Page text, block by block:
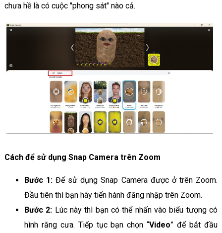
chưa hề là có cuộc "phong sát" nào cả.
Cách để sử dụng Snap Camera trên Zoom
Bước 1:Để sử dụng Snap Camera được ở trên Zoom.
Đầu tiên thì bạn hãy tiến hành đăng nhập trên Zoom.
Bước 2: Lúc này thì bạn có thể nhấn vào biểu tượng có
hình răng cưa. Tiếp tục bạn chọn “Video” để bắt đầu